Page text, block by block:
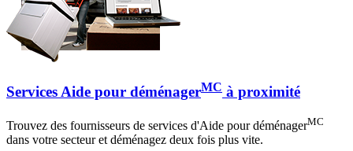
Services Aide pour déménagerMC à proximité
Trouvez des fournisseurs de services d'Aide pour déménagerMC
dans votre secteur et déménagez deux fois plus vite.